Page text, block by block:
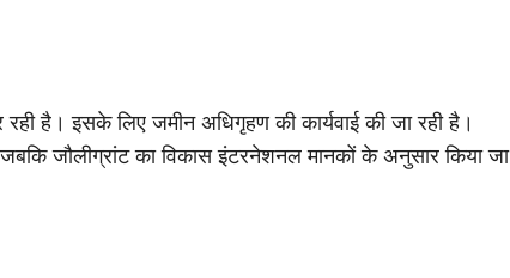
है। इसके लिए जमीन अधिगृहण की कार्यवाई की जा रही है।
जबकि जौलीग्रांट का विकास इंटरनेशनल मानकों के अनुसार किया जा